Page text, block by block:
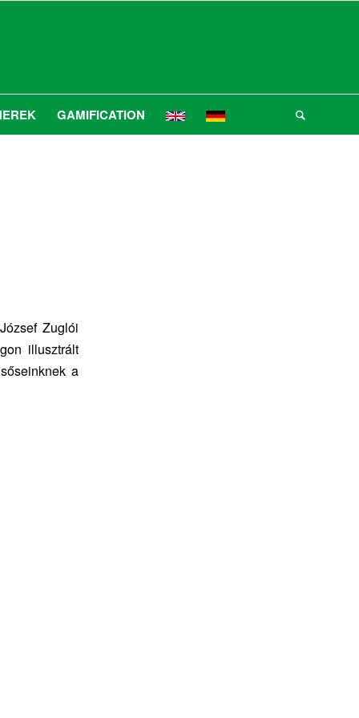
GAMIFICATION
Zuglói
illusztrált
a